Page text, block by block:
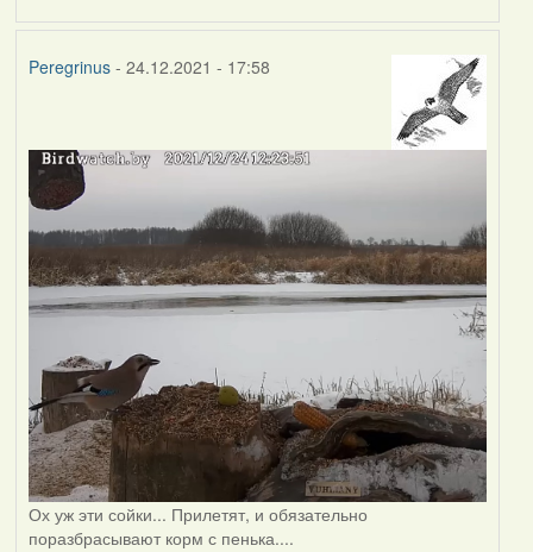
Peregrinus- 24.12.2021 - 17:58
Ох уж эти сойки... Прилетят, и обязательно
поразбрасывают корм с пенька....